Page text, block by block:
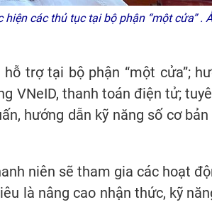
các thủ tục tại bộ phận “một cửa” .
trợ tại bộ phận “một cửa”;
VNeID, thanh toán điện tử;
hướng dẫn kỹ năng số cơ
niên sẽ tham gia các hoạt
là nâng cao nhận thức, kỹ